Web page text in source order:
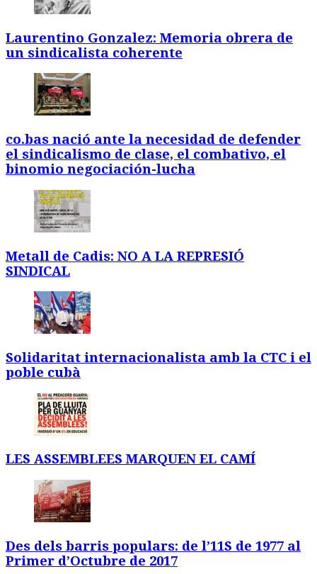
Laurentino Gonzalez: Memoria obrera de
un sindicalista coherente
co.bas nació ante la necesidad de defender
el sindicalismo de clase, el combativo, el
binomio negociación-lucha
Metall de Cadis: NO A LA REPRESIÓ
SINDICAL
Solidaritat internacionalista amb la CTC i el
poble cubà
LES ASSEMBLEES MARQUEN EL CAMÍ
Des dels barris populars: de l’11S de 1977 al
Primer d’Octubre de 2017